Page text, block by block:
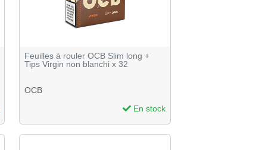
Feuilles à rouler OCB Slim long +
Tips Virgin non blanchi x 32
OCB
En stock